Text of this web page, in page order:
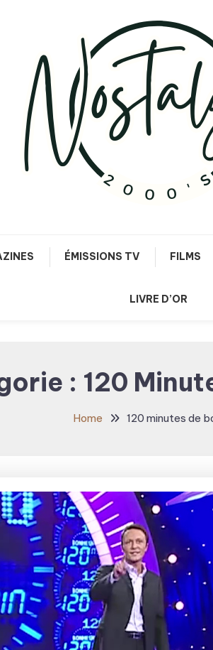
Nostalgie
ÉMISSIONS TV FILMS
LIVRE D’OR
: 120
Home 120 minutes de